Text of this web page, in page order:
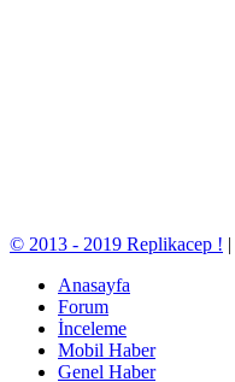
© 2013 - 2019 Replikacep ! |
Anasayfa
Forum
İnceleme
Mobil Haber
Genel Haber